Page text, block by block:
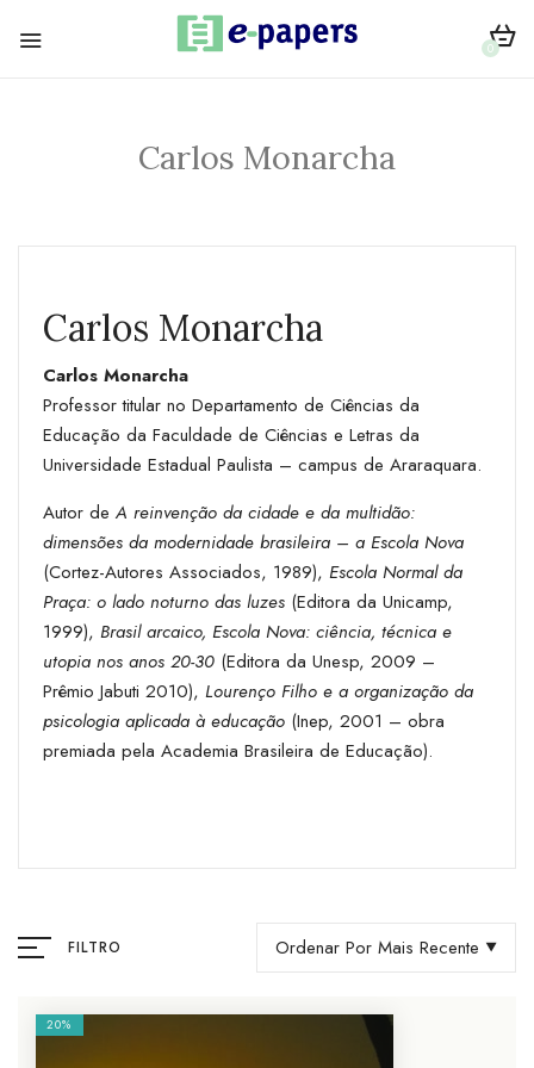
0
Carlos Monarcha
Carlos Monarcha
Carlos Monarcha
Professor titular no Departamento de Ciências da
Educação da Faculdade de Ciências e Letras da
Universidade Estadual Paulista – campus de Araraquara.
Autor deA reinvenção da cidade e da multidão:
dimensões da modernidade brasileira – a Escola Nova
(Cortez-Autores Associados, 1989), Escola Normal da
Praça: o lado noturno das luzes (Editora da Unicamp,
1999), Brasil arcaico, Escola Nova: ciência, técnica e
utopia nos anos 20-30 (Editora da Unesp, 2009 –
Prêmio Jabuti 2010), Lourenço Filho e a organização da
psicologia aplicada à educação (Inep, 2001 – obra
premiada pela Academia Brasileira de Educação).
FILTRO Ordenar Por Mais Recente
20%